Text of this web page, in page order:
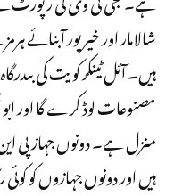
شالامار اور خیر پور آبنائے
ہیں۔ آئل ٹینکر کویت کی
مصنوعات لوڈ کرے گا اور ابو
منزل ہے۔ دونوں جہاز پی
ہیں اور دونوں جہازوں کو